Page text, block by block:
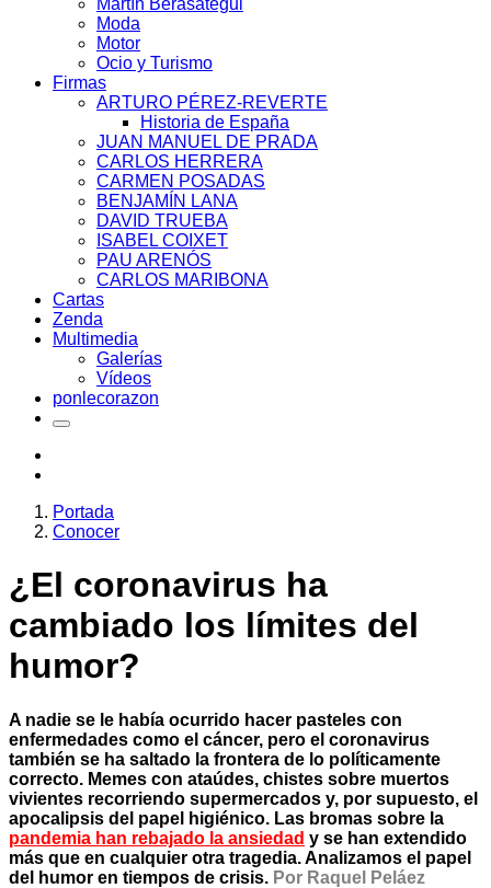
Martín Berasategui
Moda
Motor
Ocio y Turismo
Firmas
ARTURO PÉREZ-REVERTE
Historia de España
JUAN MANUEL DE PRADA
CARLOS HERRERA
CARMEN POSADAS
BENJAMÍN LANA
DAVID TRUEBA
ISABEL COIXET
PAU ARENÓS
CARLOS MARIBONA
Cartas
Zenda
Multimedia
Galerías
Vídeos
ponlecorazon
Portada
Conocer
¿El coronavirus ha
cambiado los límites del
humor?
A nadie se le había ocurrido hacer pasteles con
enfermedades como el cáncer, pero el coronavirus
también se ha saltado la frontera de lo políticamente
correcto. Memes con ataúdes, chistes sobre muertos
vivientes recorriendo supermercados y, por supuesto, el
apocalipsis del papel higiénico. Las bromas sobre la
pandemia han rebajado la ansiedad y se han extendido
más que en cualquier otra tragedia. Analizamos el papel
del humor en tiempos de crisis. Por Raquel Peláez